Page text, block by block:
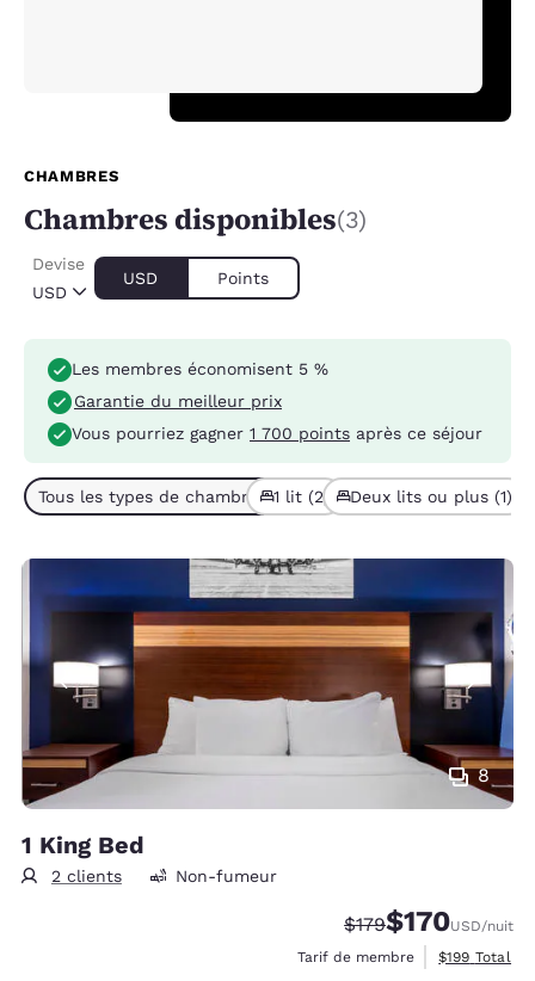
CHAMBRES
Chambres disponibles(3)
USD
Devise
USD Points
Les membres économisent 5 %
Garantie du meilleur prix
Vous pourriez gagner 1 700 points après ce séjour
Tous les types de chambres (3)1 lit (2) Deux lits ou plus (1)
8
1 King Bed
2 clients Non-fumeur
Tarif barré :
$179Tarif réduit :
$170USD/nuit
Tarif de membre
Afficher les
$199 Total